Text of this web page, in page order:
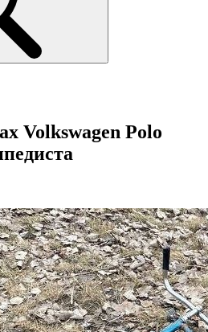
Volkswagen Polo